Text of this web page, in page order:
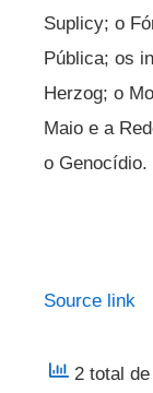
Suplicy; o
Pública; os
Herzog; o
Maio e a
o Genocídio.
Source link
2 total